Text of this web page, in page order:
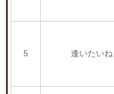
5 逢いたいね